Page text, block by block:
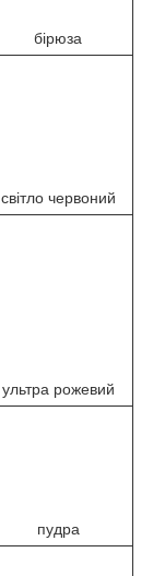
бірюза
світло червоний
ультра рожевий
пудра